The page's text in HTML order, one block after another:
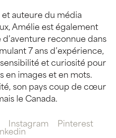
auteure du média
Amélie est également
reconnue dans
7 ans d’expérience,
et curiosité pour
en images et en mots.
son pays coup de cœur
le Canada.
Instagram
Pinterest